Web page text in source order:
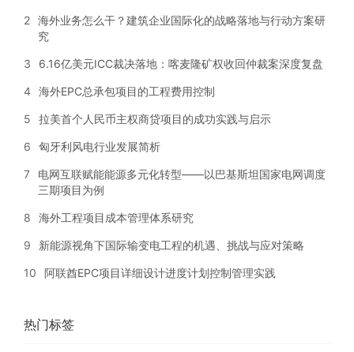
2 海外业务怎么干？建筑企业国际化的战略落地与行动方案研
究
3 6.16亿美元ICC裁决落地：喀麦隆矿权收回仲裁案深度复盘
4 海外EPC总承包项目的工程费用控制
5 拉美首个人民币主权商贷项目的成功实践与启示
6 匈牙利风电行业发展简析
7
电网互联赋能能源多元化转型——以巴基斯坦国家电网调度
三期项目为例
8 海外工程项目成本管理体系研究
9 新能源视角下国际输变电工程的机遇、挑战与应对策略
10 阿联酋EPC项目详细设计进度计划控制管理实践
热门标签